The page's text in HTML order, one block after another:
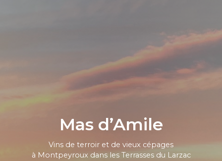
Mas d’Amile
Vins de terroir et de vieux cépages
à Montpeyroux dans les Terrasses du Larzac